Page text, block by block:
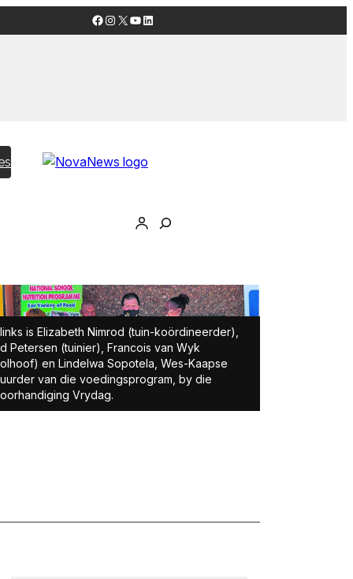
Facebook
Instagram
X YouTube
LinkedIn
is Elizabeth Nimrod (tuin-koördineerder),
Petersen (tuinier), Francois van Wyk
en Lindelwa Sopotela, Wes-Kaapse
van die voedingsprogram, by die
Vrydag.